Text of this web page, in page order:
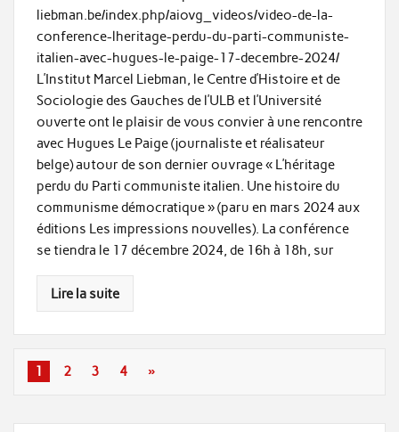
liebman.be/index.php/aiovg_videos/video-de-la-
conference-lheritage-perdu-du-parti-communiste-
italien-avec-hugues-le-paige-17-decembre-2024/
L’Institut Marcel Liebman, le Centre d’Histoire et de
Sociologie des Gauches de l’ULB et l’Université
ouverte ont le plaisir de vous convier à une rencontre
avec Hugues Le Paige (journaliste et réalisateur
belge) autour de son dernier ouvrage « L’héritage
perdu du Parti communiste italien. Une histoire du
communisme démocratique » (paru en mars 2024 aux
éditions Les impressions nouvelles). La conférence
se tiendra le 17 décembre 2024, de 16h à 18h, sur
Lire la suite
1 2 3 4 »